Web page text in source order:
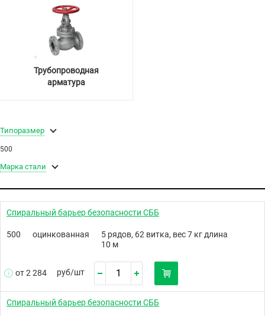
Трубопроводная
арматура
Типоразмер
500
Марка стали
Спиральный барьер безопасности СББ
500 оцинкованная
5 рядов, 62 витка, вес 7 кг длина
10 м
от 2 284 руб/шт
Спиральный барьер безопасности СББ